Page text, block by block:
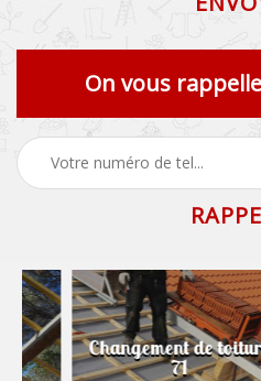
On vous
Changement de toiture
71